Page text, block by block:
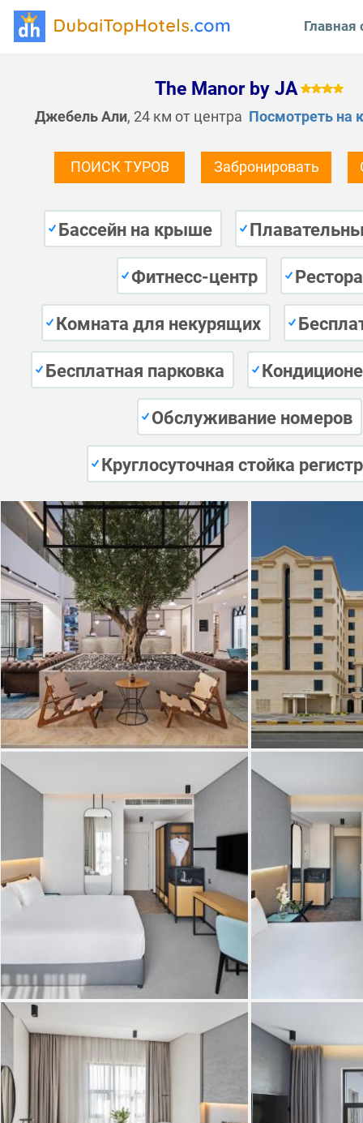
Главная
The Manor by JA
Джебель Али, 24 км от центра Посмотреть на
Забронировать
ПОИСК ТУРОВ
Бассейн на крыше
Фитнесс-центр
Комната для некурящих
Бесплатная парковка
Обслуживание номеров
Круглосуточная стойка